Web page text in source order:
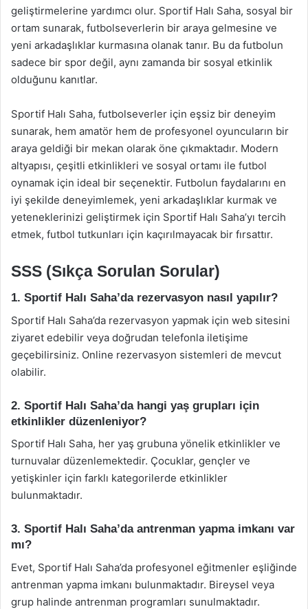
geliştirmelerine yardımcı olur. Sportif Halı Saha, sosyal bir
ortam sunarak, futbolseverlerin bir araya gelmesine ve
yeni arkadaşlıklar kurmasına olanak tanır. Bu da futbolun
sadece bir spor değil, aynı zamanda bir sosyal etkinlik
olduğunu kanıtlar.
Sportif Halı Saha, futbolseverler için eşsiz bir deneyim
sunarak, hem amatör hem de profesyonel oyuncuların bir
araya geldiği bir mekan olarak öne çıkmaktadır. Modern
altyapısı, çeşitli etkinlikleri ve sosyal ortamı ile futbol
oynamak için ideal bir seçenektir. Futbolun faydalarını en
iyi şekilde deneyimlemek, yeni arkadaşlıklar kurmak ve
yeteneklerinizi geliştirmek için Sportif Halı Saha’yı tercih
etmek, futbol tutkunları için kaçırılmayacak bir fırsattır.
SSS (Sıkça Sorulan Sorular)
1. Sportif Halı Saha’da rezervasyon nasıl yapılır?
Sportif Halı Saha’da rezervasyon yapmak için web sitesini
ziyaret edebilir veya doğrudan telefonla iletişime
geçebilirsiniz. Online rezervasyon sistemleri de mevcut
olabilir.
2. Sportif Halı Saha’da hangi yaş grupları için
etkinlikler düzenleniyor?
Sportif Halı Saha, her yaş grubuna yönelik etkinlikler ve
turnuvalar düzenlemektedir. Çocuklar, gençler ve
yetişkinler için farklı kategorilerde etkinlikler
bulunmaktadır.
3. Sportif Halı Saha’da antrenman yapma imkanı var
mı?
Evet, Sportif Halı Saha’da profesyonel eğitmenler eşliğinde
antrenman yapma imkanı bulunmaktadır. Bireysel veya
grup halinde antrenman programları sunulmaktadır.